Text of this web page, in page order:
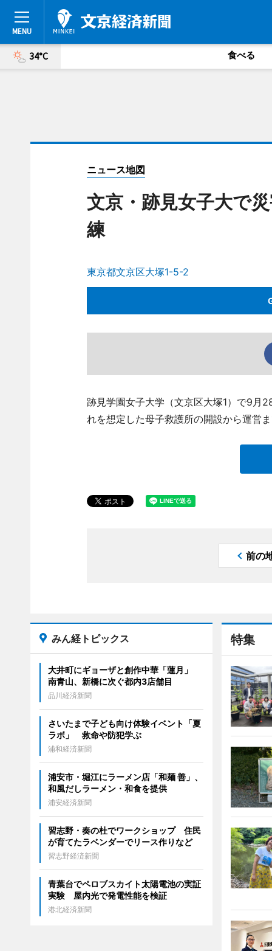
34°C 食べる
ニュース地図
文京・跡見女子大で
練
東京都文京区大塚1-5-2
跡見学園女子大学（文京区大塚1）で9月
れを想定した母子救護所の開設から運営
前の
特集
みん経トピックス
大井町にギョーザと創作中華「蓮月」
南青山、新橋に次ぐ都内3店舗目
品川経済新聞
さいたまで子ども向け体験イベント「夏
ラボ」 救命や防犯学ぶ
浦和経済新聞
浦安市・堀江にラーメン店「和麺 善」、
和風だしラーメン・和食を提供
浦安経済新聞
習志野・奏の杜でワークショップ 住民
が育てたラベンダーでリース作りなど
習志野経済新聞
青葉台でペロブスカイト太陽電池の実証
実験 屋内光で発電性能を検証
港北経済新聞